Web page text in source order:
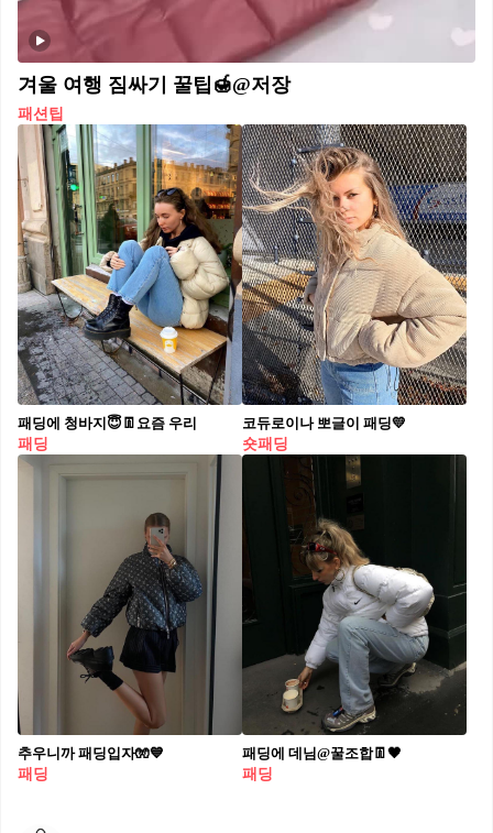
겨울 여행 짐싸기 꿀팁🍯@저장
패션팁
패딩에 청바지😇👖요즘 우리
패딩
코듀로이나 뽀글이 패딩💛
숏패딩
추우니까 패딩입자🧤💙
패딩
패딩에 데님@꿀조합👖🖤
패딩